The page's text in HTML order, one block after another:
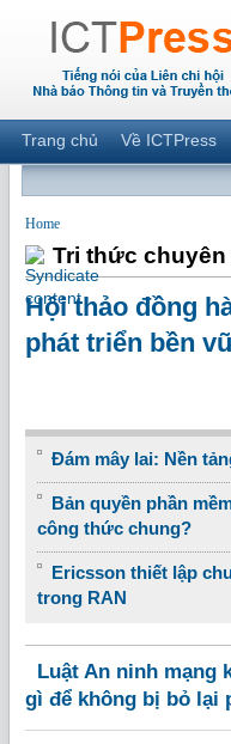
Trang chủ Về ICTPress
Home
Tri thức chuyên
Hội thảo đồng
phát triển bền
Đám mây lai: Nền
Bản quyền phần
công thức chung?
Ericsson thiết lập
trong RAN
Luật An ninh mạng
gì để không bị bỏ lại